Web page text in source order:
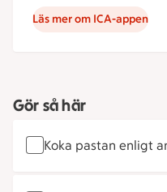
Läs mer om ICA-appen
Gör så här
Koka pastan enligt